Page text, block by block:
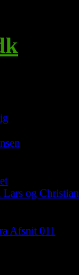
og Christian
Afsnit 011